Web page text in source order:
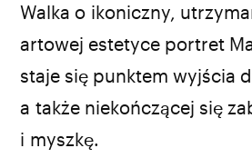
Walka o ikoniczny,
artowej estetyce portret
staje się punktem wyjścia
a także niekończącej się
i myszkę.